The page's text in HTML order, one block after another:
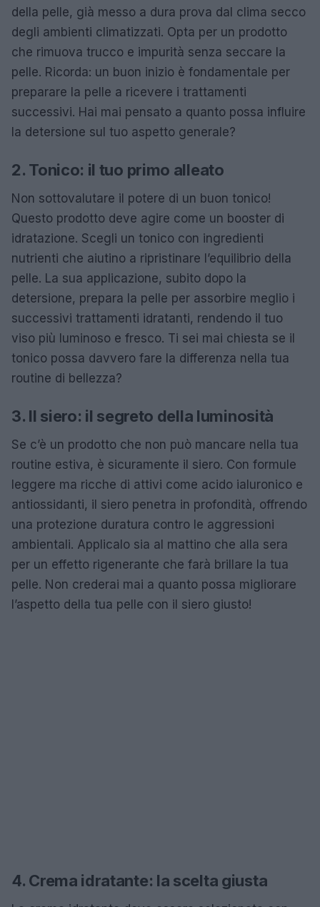
della pelle, già messo a dura prova dal clima secco
degli ambienti climatizzati. Opta per un prodotto
che rimuova trucco e impurità senza seccare la
pelle. Ricorda: un buon inizio è fondamentale per
preparare la pelle a ricevere i trattamenti
successivi. Hai mai pensato a quanto possa influire
la detersione sul tuo aspetto generale?
2. Tonico: il tuo primo alleato
Non sottovalutare il potere di un buon tonico!
Questo prodotto deve agire come un booster di
idratazione. Scegli un tonico con ingredienti
nutrienti che aiutino a ripristinare l’equilibrio della
pelle. La sua applicazione, subito dopo la
detersione, prepara la pelle per assorbire meglio i
successivi trattamenti idratanti, rendendo il tuo
viso più luminoso e fresco. Ti sei mai chiesta se il
tonico possa davvero fare la differenza nella tua
routine di bellezza?
3. Il siero: il segreto della luminosità
Se c’è un prodotto che non può mancare nella tua
routine estiva, è sicuramente il siero. Con formule
leggere ma ricche di attivi come acido ialuronico e
antiossidanti, il siero penetra in profondità, offrendo
una protezione duratura contro le aggressioni
ambientali. Applicalo sia al mattino che alla sera
per un effetto rigenerante che farà brillare la tua
pelle. Non crederai mai a quanto possa migliorare
l’aspetto della tua pelle con il siero giusto!
4. Crema idratante: la scelta giusta